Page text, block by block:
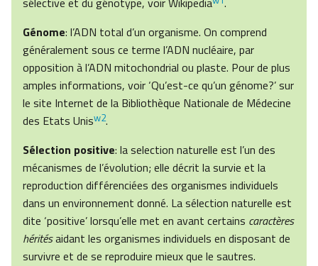
Génome: l’ADN total d’un organisme. On comprend
généralement sous ce terme l’ADN nucléaire, par
opposition à l’ADN mitochondrial ou plaste. Pour de plus
amples informations, voir ‘Qu’est-ce qu’un génome?’ sur
le site Internet de la Bibliothèque Nationale de Médecine
des Etats Unisw2.
Sélection positive: la selection naturelle est l’un des
mécanismes de l’évolution; elle décrit la survie et la
reproduction différenciées des organismes individuels
dans un environnement donné. La sélection naturelle est
dite ‘positive’ lorsqu’elle met en avant certains caractères
héritésaidant les organismes individuels en disposant de
survivre et de se reproduire mieux que le sautres.